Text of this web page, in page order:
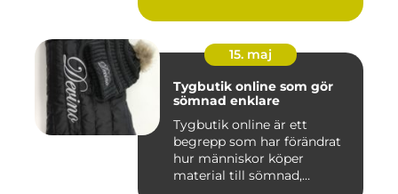
15. maj
Tygbutik online som gör
sömnad enklare
Tygbutik online är ett
begrepp som har förändrat
hur människor köper
material till sömnad,